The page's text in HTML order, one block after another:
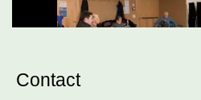
Contact